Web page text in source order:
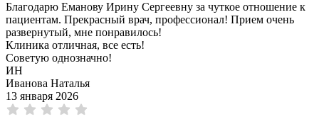
Благодарю Еманову Ирину Сергеевну за чуткое отношение к
пациентам. Прекрасный врач, профессионал! Прием очень
развернутый, мне понравилось!
Клиника отличная, все есть!
Советую однозначно!
ИН
Иванова Наталья
13 января 2026